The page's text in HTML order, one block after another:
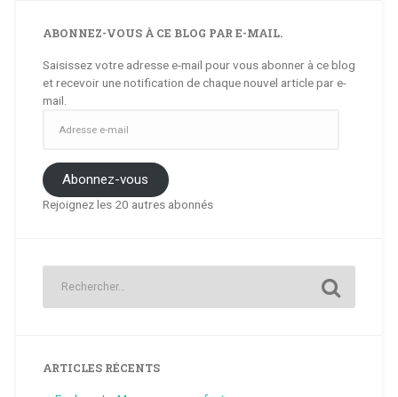
ABONNEZ-VOUS À CE BLOG PAR E-MAIL.
Saisissez votre adresse e-mail pour vous abonner à ce blog
et recevoir une notification de chaque nouvel article par e-
mail.
mail
Abonnez-vous
Rejoignez les 20 autres abonnés
ARTICLES RÉCENTS